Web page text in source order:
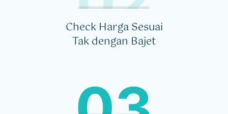
Check Harga Sesuai
Tak dengan Bajet